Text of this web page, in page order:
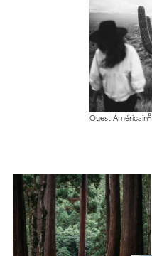
Ouest Américain8